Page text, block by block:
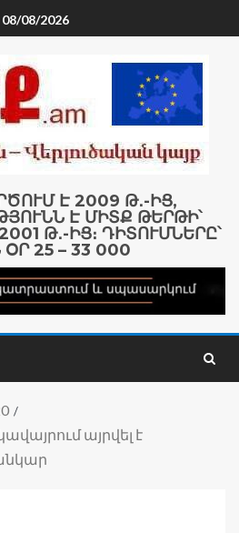
08/08/2026
Է 2009 Թ․-ԻՑ,
Է ՄԻՏՔ ԹԵՐԹԻ՝
Թ․-ԻՑ։ ԴԻՏՈՒՄՆԵՐԸ՝
25 – 33 000
այրվել է